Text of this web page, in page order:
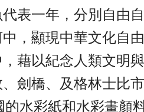
表一年，分別自由
，顯現中華文化自
藉以紀念人類文明
劍橋、及格林士比
水彩紙和水彩畫顏